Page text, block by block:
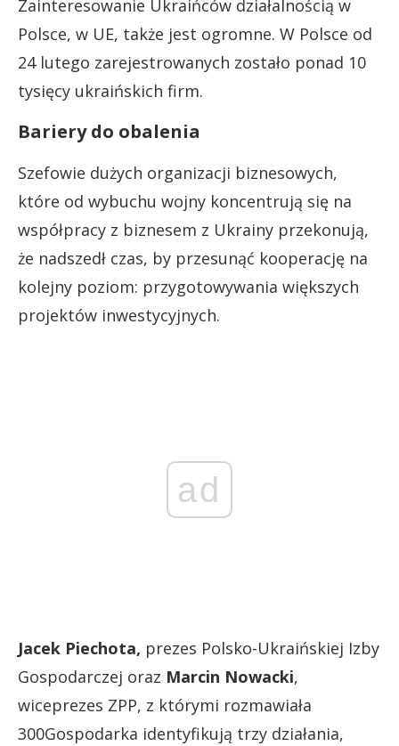
Zainteresowanie Ukraińców działalnością w
Polsce, w UE, także jest ogromne. W Polsce od
24 lutego zarejestrowanych zostało ponad 10
tysięcy ukraińskich firm.
Bariery do obalenia
Szefowie dużych organizacji biznesowych,
które od wybuchu wojny koncentrują się na
współpracy z biznesem z Ukrainy przekonują,
że nadszedł czas, by przesunąć kooperację na
kolejny poziom: przygotowywania większych
projektów inwestycyjnych.
ad
Jacek Piechota, prezes Polsko-Ukraińskiej Izby
Gospodarczej oraz Marcin Nowacki,
wiceprezes ZPP, z którymi rozmawiała
300Gospodarka identyfikują trzy działania,